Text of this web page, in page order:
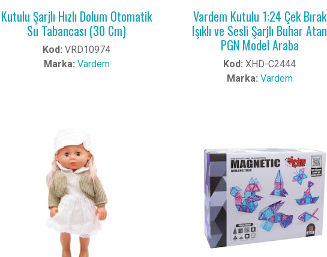
Kutulu Şarjlı Hızlı Dolum Otomatik
Su Tabancası (30 Cm)
Kod: VRD10974
Marka: Vardem
Vardem Kutulu 1:24 Çek Bırak
Işıklı ve Sesli Şarjlı Buhar Atan
PGN Model Araba
Kod: XHD-C2444
Marka: Vardem